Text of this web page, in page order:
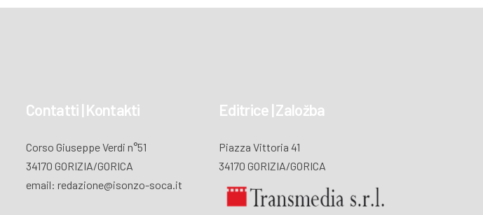
Contatti | Kontakti
Corso Giuseppe Verdi n°51
34170 GORIZIA/GORICA
email: redazione@isonzo-soca.it
Editrice | Založba
Piazza Vittoria 41
34170 GORIZIA/GORICA